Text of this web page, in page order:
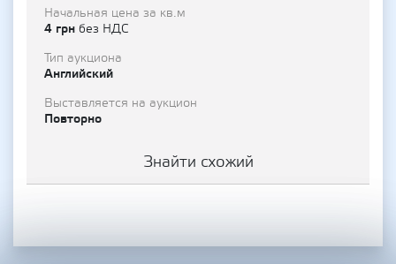
Начальная цена за кв.м
4 грн без НДС
Тип аукциона
Английский
Выставляется на аукцион
Повторно
Знайти схожий